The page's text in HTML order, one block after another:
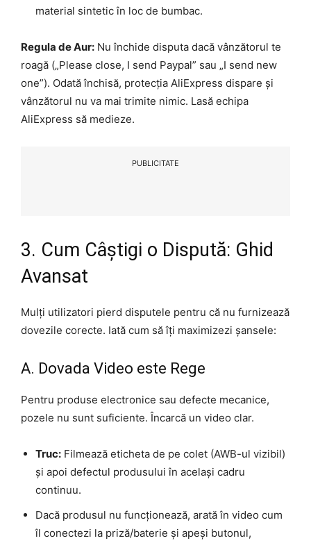
material sintetic în loc de bumbac.
Regula de Aur: Nu închide disputa dacă vânzătorul te
roagă („Please close, I send Paypal” sau „I send new
one”). Odată închisă, protecția AliExpress dispare și
vânzătorul nu va mai trimite nimic. Lasă echipa
AliExpress să medieze.
PUBLICITATE
3. Cum Câștigi o Dispută: Ghid
Avansat
Mulți utilizatori pierd disputele pentru că nu furnizează
dovezile corecte. Iată cum să îți maximizezi șansele:
A. Dovada Video este Rege
Pentru produse electronice sau defecte mecanice,
pozele nu sunt suficiente. Încarcă un video clar.
Truc: Filmează eticheta de pe colet (AWB-ul vizibil)
și apoi defectul produsului în același cadru
continuu.
Dacă produsul nu funcționează, arată în video cum
îl conectezi la priză/baterie și apeși butonul,